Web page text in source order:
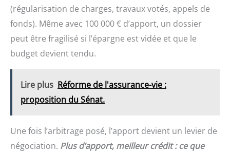
(régularisation de charges, travaux votés, appels de
fonds). Même avec 100 000 € d’apport, un dossier
peut être fragilisé si l’épargne est vidée et que le
budget devient tendu.
Lire plus Réforme de l'assurance-vie :
proposition du Sénat.
Une fois l’arbitrage posé, l’apport devient un levier de
négociation. Plus d’apport, meilleur crédit : ce que